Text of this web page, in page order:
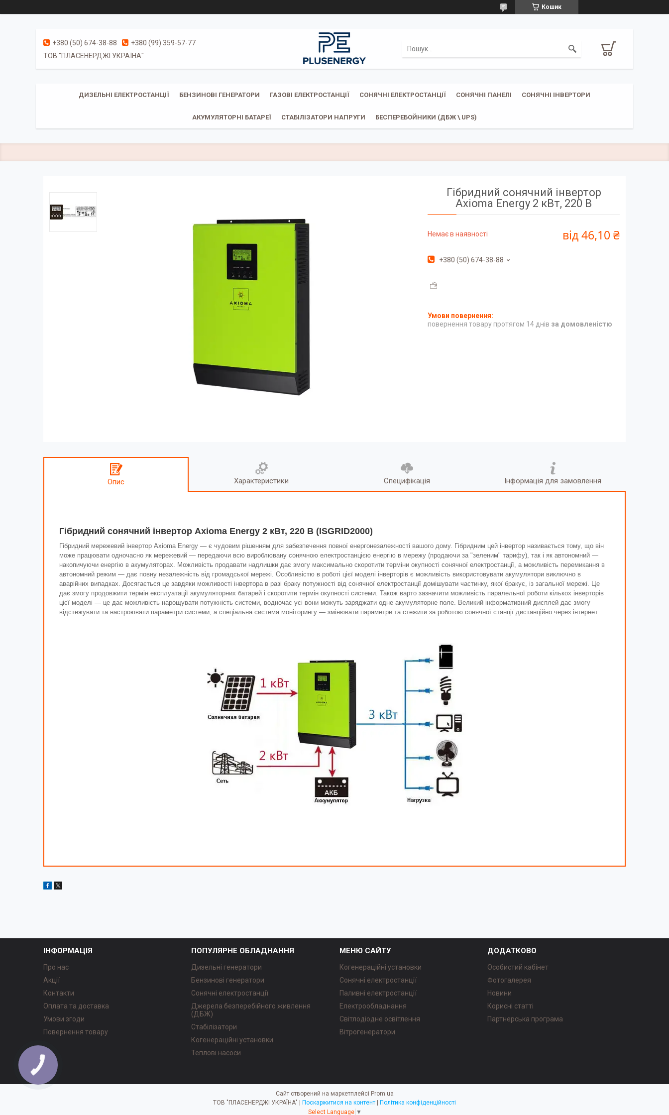
Кошик
+380 (50) 674-38-88
+380 (99) 359-57-77
ТОВ "ПЛАСЕНЕРДЖІ УКРАЇНА"
ДИЗЕЛЬНІ ЕЛЕКТРОСТАНЦІЇ БЕНЗИНОВІ ГЕНЕРАТОРИ ГАЗОВІ ЕЛЕКТРОСТАНЦІЇ СОНЯЧНІ ЕЛЕКТРОСТАНЦІЇ СОНЯЧНІ ПАНЕЛІ СОНЯЧНІ ІНВЕРТОРИ
АКУМУЛЯТОРНІ БАТАРЕЇ СТАБІЛІЗАТОРИ НАПРУГИ БЕСПЕРЕБОЙНИКИ (ДБЖ \ UPS)
Гібридний сонячний інвертор
Axioma Energy 2 кВт, 220 В
Немає в наявності від46,10 ₴
+380 (50) 674-38-88
повернення товару протягом 14 днів за домовленістю
Опис Характеристики Специфікація Інформація для замовлення
Гібридний сонячний інвертор Axioma Energy 2 кВт, 220 В (ISGRID2000)
Гібридний мережевий інвертор Axioma Energy — є чудовим рішенням для забезпечення повної енергонезалежності вашого дому. Гібридним цей інвертор називається тому, що він
може працювати одночасно як мережевий — передаючи всю вироблювану сонячною електростанцією енергію в мережу (продаючи за "зеленим" тарифу), так і як автономний —
накопичуючи енергію в акумуляторах. Можливість продавати надлишки дає змогу максимально скоротити терміни окупності сонячної електростанції, а можливість перемикання в
автономний режим — дає повну незалежність від громадської мережі. Особливістю в роботі цієї моделі інверторів є можливість використовувати акумулятори виключно в
аварійних випадках. Досягається це завдяки можливості інвертора в разі браку потужності від сонячної електростанції домішувати частинку, якої бракує, із загальної мережі. Це
дає змогу продовжити термін експлуатації акумуляторних батарей і скоротити термін окупності системи. Також варто зазначити можливість паралельної роботи кількох інверторів
цієї моделі — це дає можливість нарощувати потужність системи, водночас усі вони можуть заряджати одне акумуляторне поле. Великий інформативний дисплей дає змогу
відстежувати та настроювати параметри системи, а спеціальна система моніторингу — змінювати параметри та стежити за роботою сонячної станції дистанційно через інтернет.
ІНФОРМАЦІЯ
Про нас
Акції
Контакти
Оплата та доставка
Умови згоди
Повернення товару
ПОПУЛЯРНЕ ОБЛАДНАННЯ
Дизельні генератори
Бензинові генератори
Сонячні електростанції
Джерела безперебійного живлення
(ДБЖ)
Стабілізатори
Когенераційні установки
Теплові насоси
МЕНЮ САЙТУ
Когенераційні установки
Сонячні електростанції
Паливні електростанції
Електрообладнання
Світлодіодне освітлення
Вітрогенератори
ДОДАТКОВО
Особистий кабінет
Фотогалерея
Новини
Корисні статті
Партнерська програма
Сайт створений на маркетплейсі Prom.ua
ТОВ "ПЛАСЕНЕРДЖІ УКРАЇНА" | Поскаржитися на контент | Політика конфіденційності
Select Language ▼